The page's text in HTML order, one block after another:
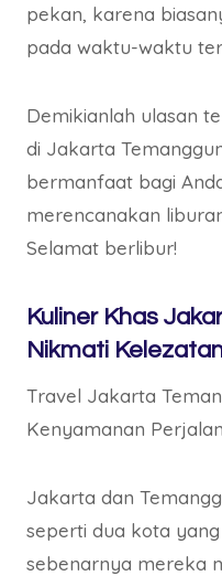
pekan, karena
pada waktu-waktu
Demikianlah ulasan
di Jakarta
bermanfaat bagi
merencanakan
Selamat berlibur!
Kuliner Khas
Nikmati
Travel Jakarta
Kenyamanan
Jakarta dan
seperti dua kota
sebenarnya mereka